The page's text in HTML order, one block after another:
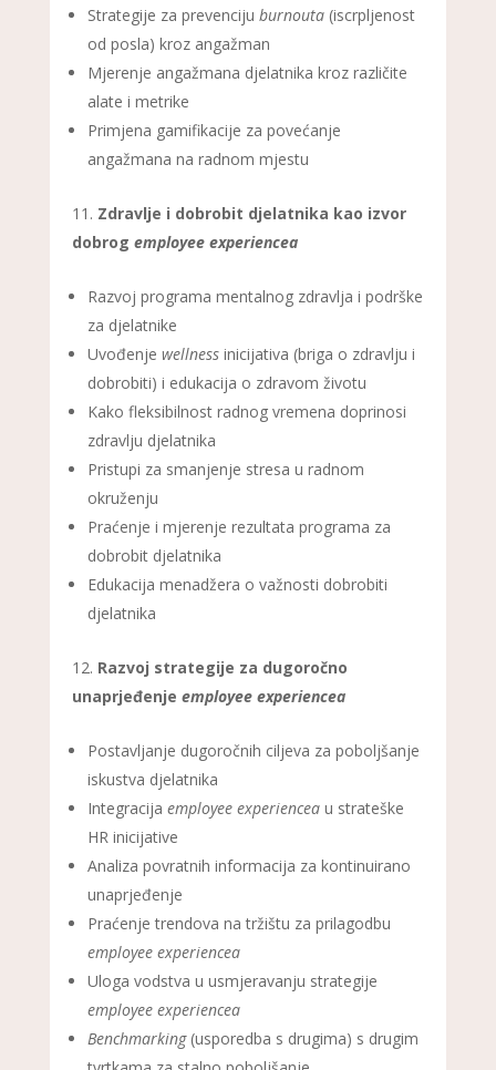
Strategije za prevenciju burnouta(iscrpljenost
od posla) kroz angažman
Mjerenje angažmana djelatnika kroz različite
alate i metrike
Primjena gamifikacije za povećanje
angažmana na radnom mjestu
Zdravlje i dobrobit djelatnika kao izvor
dobrog employee experiencea
Razvoj programa mentalnog zdravlja i podrške
za djelatnike
Uvođenje wellnessinicijativa (briga o zdravlju i
dobrobiti) i edukacija o zdravom životu
Kako fleksibilnost radnog vremena doprinosi
zdravlju djelatnika
Pristupi za smanjenje stresa u radnom
okruženju
Praćenje i mjerenje rezultata programa za
dobrobit djelatnika
Edukacija menadžera o važnosti dobrobiti
djelatnika
Razvoj strategije za dugoročno
unaprjeđenje employee experiencea
Postavljanje dugoročnih ciljeva za poboljšanje
iskustva djelatnika
Integracija employee experienceau strateške
HR inicijative
Analiza povratnih informacija za kontinuirano
unaprjeđenje
Praćenje trendova na tržištu za prilagodbu
employee experiencea
Uloga vodstva u usmjeravanju strategije
employee experiencea
Benchmarking(usporedba s drugima) s drugim